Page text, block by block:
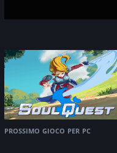
prossimo gioco per pc